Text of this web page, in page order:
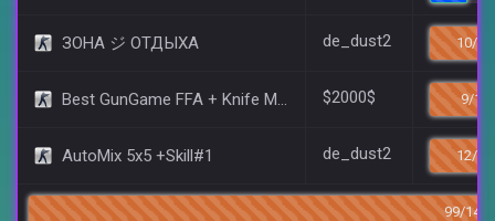
ЗОНА ジ ОТДЫХА de_dust2 10/14
Best GunGame FFA + Knife MOD(+18) $2000$ 9/15
AutoMix 5x5 +Skill#1 de_dust2 12/20
99/144